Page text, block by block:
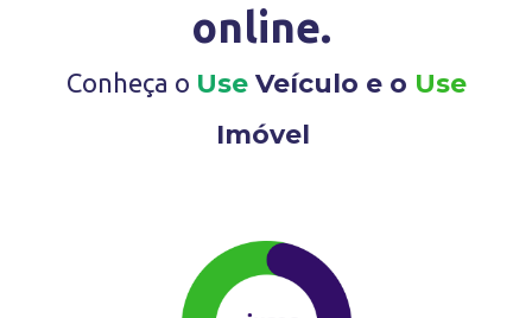
online.
Conheça o UseVeículo e o Use
Imóvel